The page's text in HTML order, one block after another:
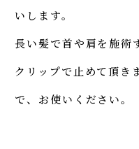
いします。
長い髪で首や肩を施術
クリップで止めて頂き
で、お使いください。